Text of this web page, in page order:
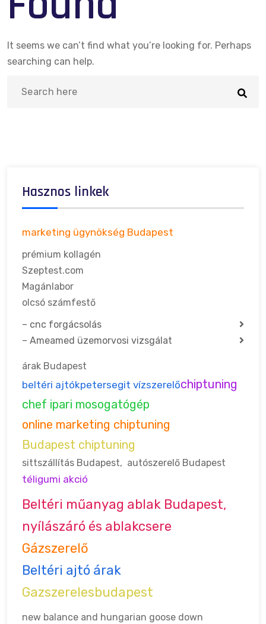
It seems we can’t find what you’re looking for. Perhaps
searching can help.
Hasznos linkek
marketing ügynökség Budapest
prémium kollagén
Szeptest.com
Magánlabor
olcsó számfestő
– cnc forgácsolás
– Ameamed üzemorvosi vizsgálat
árak Budapest
beltéri ajtókpetersegit vízszerelőchiptuning
chef ipari mosogatógép
online marketing chiptuning
Budapest chiptuning
sittszállítás Budapest, autószerelő Budapest
téligumi akció
Beltéri műanyag ablak Budapest,
nyílászáró és ablakcsere
Gázszerelő
Beltéri ajtó árak
Gazszerelesbudapest
new balance and hungarian goose down